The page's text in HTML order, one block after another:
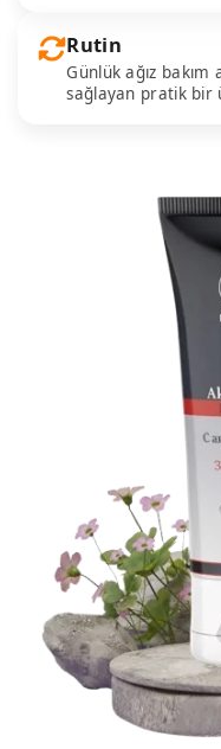
Rutin
Günlük ağız bakım
sağlayan pratik bir